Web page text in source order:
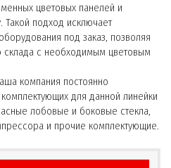
цветовых панелей и
Такой подход исключает
под заказ, позволяя
склада с необходимым цветовым
компания постоянно
для данной линейки
лобовые и боковые стекла,
и прочие комплектующие.